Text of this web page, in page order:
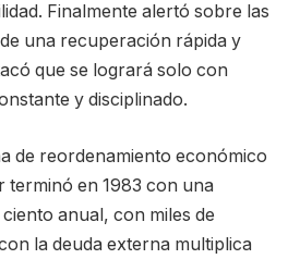
Finalmente alertó sobre las
una recuperación rápida y
que se logrará solo con
y disciplinado.
de reordenamiento económico
terminó en 1983 con una
anual, con miles de
la deuda externa multiplica